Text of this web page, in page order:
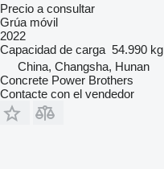
Precio a consultar
Grúa móvil
2022
Capacidad de carga 54.990 kg
China, Changsha, Hunan
Concrete Power Brothers
Contacte con el vendedor